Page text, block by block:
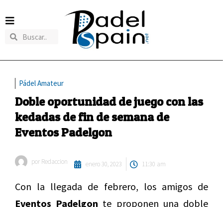
Pádel Amateur
Doble oportunidad de juego con las
kedadas de fin de semana de
Eventos Padelgon
por Redaccion enero 30, 2023 11:30 am
Con la llegada de febrero, los amigos de
Eventos Padelgon te proponen una doble